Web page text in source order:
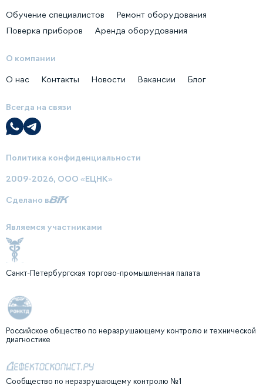
Обучение специалистов
Ремонт оборудования
Поверка приборов
Аренда оборудования
О компании
О нас Контакты Новости Вакансии Блог
Всегда на связи
Политика конфиденциальности
2009-2026, ООО «ЕЦНК»
Сделано в
Являемся участниками
Санкт-Петербургская торгово-промышленная палата
Российское общество по неразрушающему контролю и технической
диагностике
Сообщество по неразрушающему контролю №1